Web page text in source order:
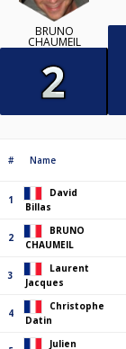
BRUNO
CHAUMEIL
# Name
1
David
Billas
2
BRUNO
CHAUMEIL
3
Laurent
Jacques
4
Christophe
Datin
Julien